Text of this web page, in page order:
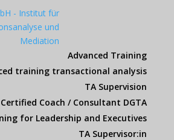
Advanced Training
training transactional analysis
TA Supervision
Certified Coach / Consultant DGTA
for Leadership and Executives
TA Supervisor:in